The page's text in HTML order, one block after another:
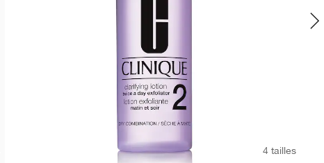
4 tailles